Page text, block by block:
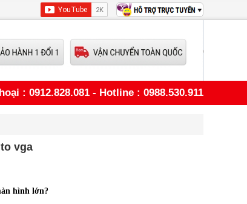
: 0912.828.081 - Hotline : 0988.530.911
vga
hình lớn?